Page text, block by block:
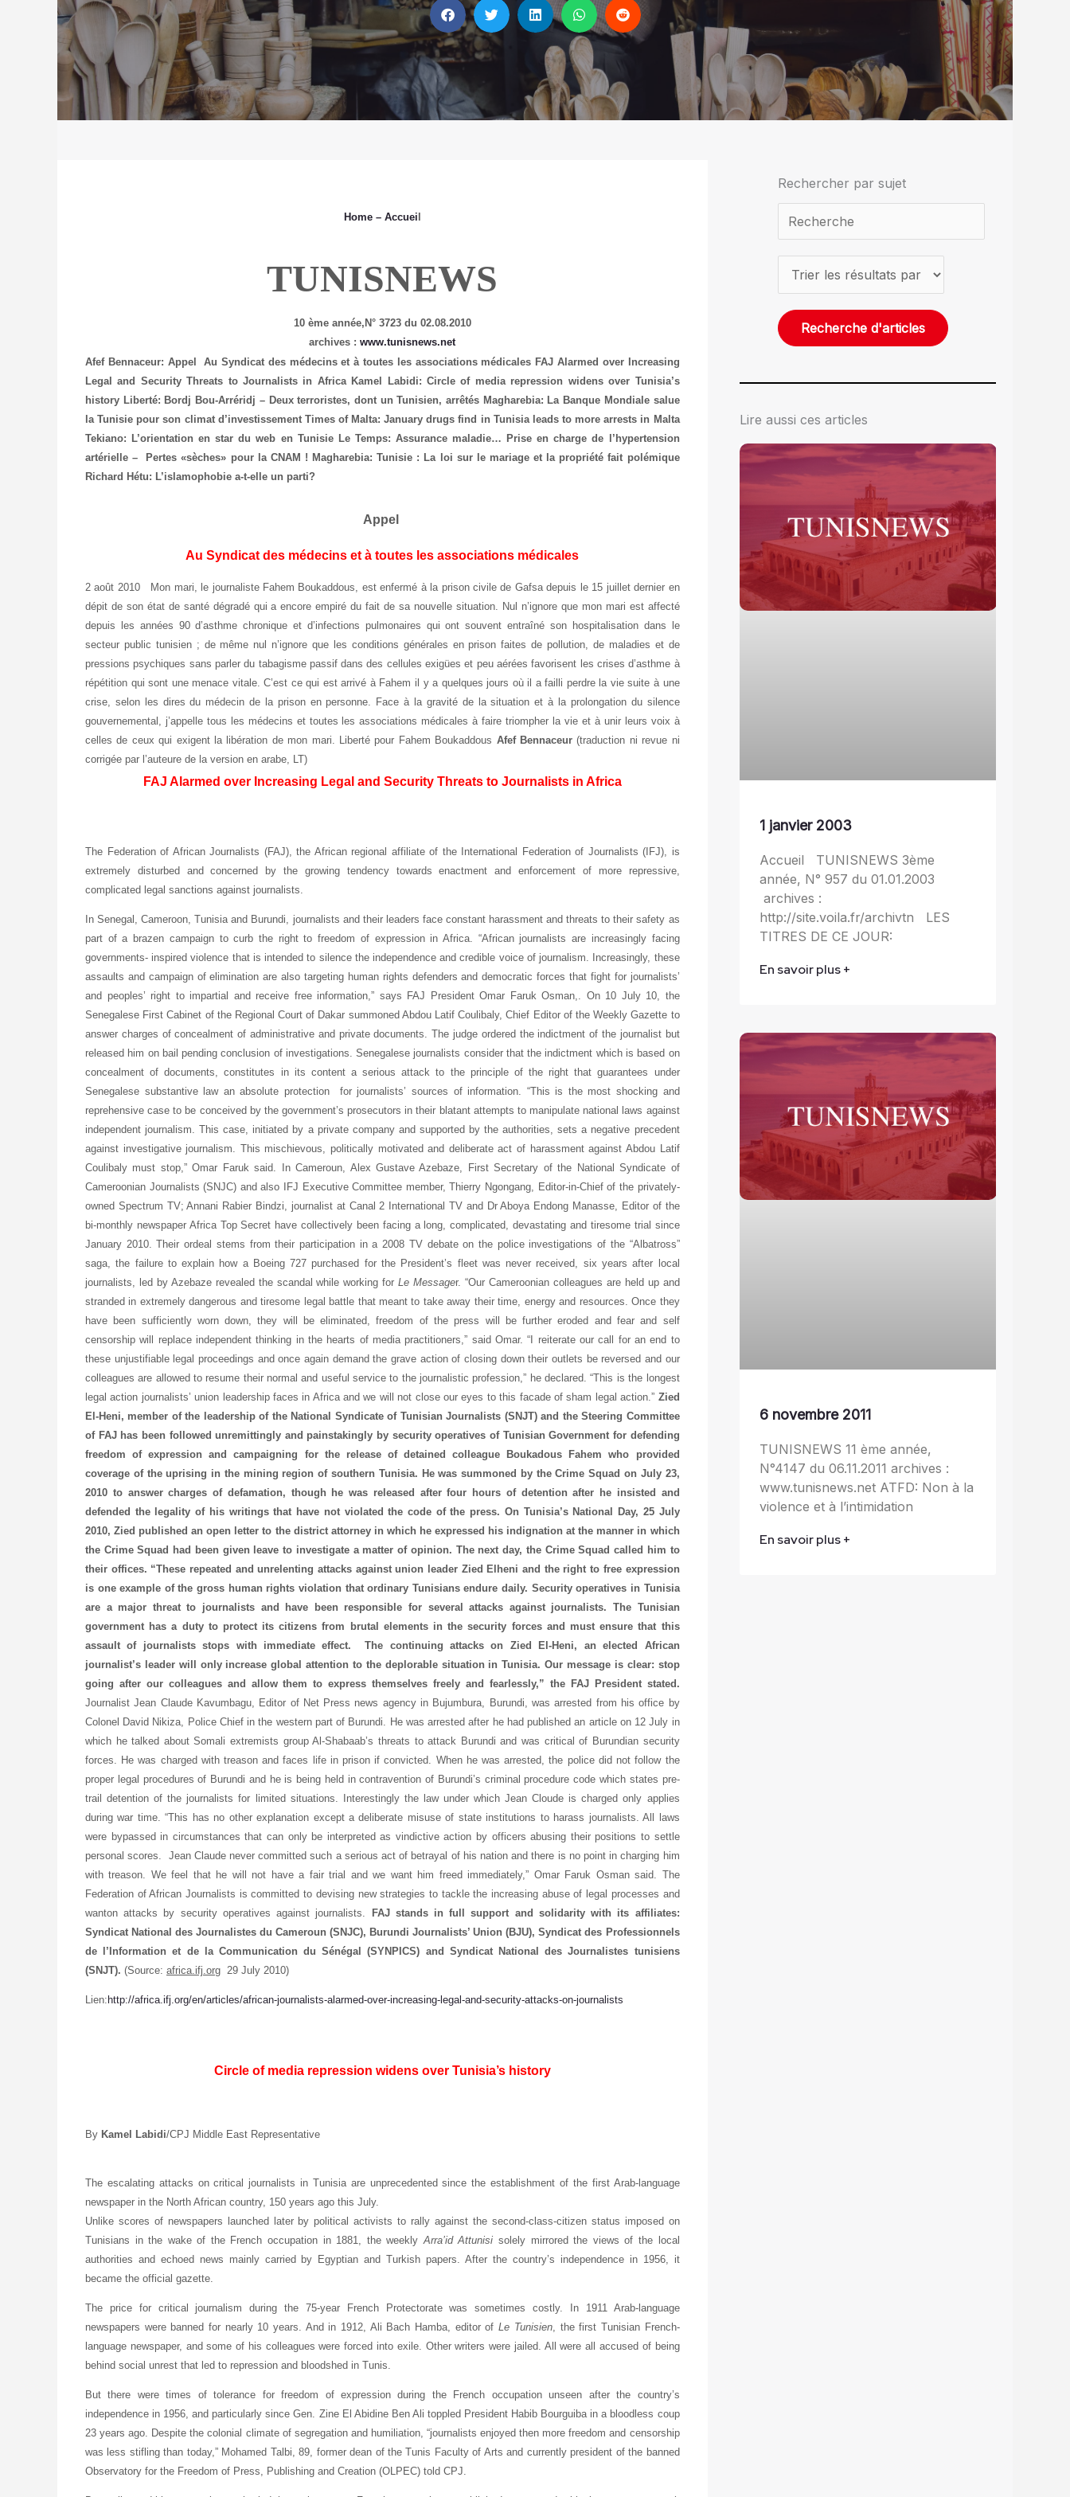
Home– Accuei
TUNISNEWS
10 ème année, N° 3723 du 02.08.2010
archives :www.tunisnews.net
Afef Bennaceur: Appel Au Syndicat des médecins et à toutes les associations médicales FAJ Alarmed over Increasing
Legal and Security Threats to Journalists in AfricaKamel Labidi: Circle of media repression widens over Tunisia’s
history Liberté: Bordj Bou-Arréridj – Deux terroristes, dont un Tunisien, arrêtés Magharebia: La Banque Mondiale salue
la Tunisie pour son climat d’investissement Times of Malta: January drugs find in Tunisia leads to more arrests in Malta
Tekiano: L’orientation en star du web en Tunisie Le Temps: Assurance maladie… Prise en charge de l’hypertension
artérielle – Pertes «sèches» pour la CNAM ! Magharebia: Tunisie : La loi sur le mariage et la propriété fait polémique
Richard Hétu: L’islamophobie a-t-elle un parti?
Appel
Au Syndicat des médecins et à toutes les associations médicales
2 août 2010 Mon mari, le journaliste Fahem Boukaddous, est enfermé à la prison civile de Gafsa depuis le 15 juillet dernier en
dépit de son état de santé dégradé qui a encore empiré du fait de sa nouvelle situation. Nul n’ignore que mon mari est affecté
depuis les années 90 d’asthme chronique et d’infections pulmonaires qui ont souvent entraîné son hospitalisation dans le
secteur public tunisien ; de même nul n’ignore que les conditions générales en prison faites de pollution, de maladies et de
pressions psychiques sans parler du tabagisme passif dans des cellules exigües et peu aérées favorisent les crises d’asthme à
répétition qui sont une menace vitale. C’est ce qui est arrivé à Fahem il y a quelques jours où il a failli perdre la vie suite à une
crise, selon les dires du médecin de la prison en personne. Face à la gravité de la situation et à la prolongation du silence
gouvernemental, j’appelle tous les médecins et toutes les associations médicales à faire triompher la vie et à unir leurs voix à
celles de ceux qui exigent la libération de mon mari. Liberté pour Fahem Boukaddous Afef Bennaceur (traduction ni revue ni
corrigée par l’auteure de la version en arabe, LT)
FAJ Alarmed over Increasing Legal and Security Threats to Journalists in Africa
The Federation of African Journalists (FAJ), the African regional affiliate of the International Federation of Journalists (IFJ), is
extremely disturbed and concerned by the growing tendency towards enactment and enforcement of more repressive,
complicated legal sanctions against journalists.
In Senegal, Cameroon, Tunisia and Burundi, journalists and their leaders face constant harassment and threats to their safety as
part of a brazen campaign to curb the right to freedom of expression in Africa. “African journalists are increasingly facing
governments- inspired violence that is intended to silence the independence and credible voice of journalism. Increasingly, these
assaults and campaign of elimination are also targeting human rights defenders and democratic forces that fight for journalists’
and peoples’ right to impartial and receive free information,” says FAJ President Omar Faruk Osman,. On 10 July 10, the
Senegalese First Cabinet of the Regional Court of Dakar summoned Abdou Latif Coulibaly, Chief Editor of the Weekly Gazette to
answer charges of concealment of administrative and private documents. The judge ordered the indictment of the journalist but
released him on bail pending conclusion of investigations. Senegalese journalists consider that the indictment which is based on
concealment of documents, constitutes in its content a serious attack to the principle of the right that guarantees under
Senegalese substantive law an absolute protection for journalists’ sources of information. “This is the most shocking and
reprehensive case to be conceived by the government’s prosecutors in their blatant attempts to manipulate national laws against
independent journalism. This case, initiated by a private company and supported by the authorities, sets a negative precedent
against investigative journalism. This mischievous, politically motivated and deliberate act of harassment against Abdou Latif
Coulibaly must stop,” Omar Faruk said. In Cameroun, Alex Gustave Azebaze, First Secretary of the National Syndicate of
Cameroonian Journalists (SNJC) and also IFJ Executive Committee member, Thierry Ngongang, Editor-in-Chief of the privately-
owned Spectrum TV; Annani Rabier Bindzi, journalist at Canal 2 International TV and Dr Aboya Endong Manasse, Editor of the
bi-monthly newspaper Africa Top Secret have collectively been facing a long, complicated, devastating and tiresome trial since
January 2010. Their ordeal stems from their participation in a 2008 TV debate on the police investigations of the “Albatross”
saga, the failure to explain how a Boeing 727 purchased for the President’s fleet was never received, six years after local
journalists, led by Azebaze revealed the scandal while working forLe Messager. “Our Cameroonian colleagues are held up and
stranded in extremely dangerous and tiresome legal battle that meant to take away their time, energy and resources. Once they
have been sufficiently worn down, they will be eliminated, freedom of the press will be further eroded and fear and self
censorship will replace independent thinking in the hearts of media practitioners,” said Omar. “I reiterate our call for an end to
these unjustifiable legal proceedings and once again demand the grave action of closing down their outlets be reversed and our
colleagues are allowed to resume their normal and useful service to the journalistic profession,” he declared. “This is the longest
legal action journalists’ union leadership faces in Africa and we will not close our eyes to this facade of sham legal action.” Zied
El-Heni, member of the leadership of the National Syndicate of Tunisian Journalists (SNJT) and the Steering Committee
of FAJ has been followed unremittingly and painstakingly by security operatives of Tunisian Government for defending
freedom of expression and campaigning for the release of detained colleague Boukadous Fahem who provided
coverage of the uprising in the mining region of southern Tunisia. He was summoned by the Crime Squad on July 23,
2010 to answer charges of defamation, though he was released after four hours of detention after he insisted and
defended the legality of his writings that have not violated the code of the press. On Tunisia’s National Day, 25 July
2010, Zied published an open letter to the district attorney in which he expressed his indignation at the manner in which
the Crime Squad had been given leave to investigate a matter of opinion. The next day, the Crime Squad called him to
their offices. “These repeated and unrelenting attacks against union leader Zied Elheni and the right to free expression
is one example of the gross human rights violation that ordinary Tunisians endure daily. Security operatives in Tunisia
are a major threat to journalists and have been responsible for several attacks against journalists. The Tunisian
government has a duty to protect its citizens from brutal elements in the security forces and must ensure that this
assault of journalists stops with immediate effect. The continuing attacks on Zied El-Heni, an elected African
journalist’s leader will only increase global attention to the deplorable situation in Tunisia. Our message is clear: stop
going after our colleagues and allow them to express themselves freely and fearlessly,” the FAJ President stated.
Journalist Jean Claude Kavumbagu, Editor of Net Press news agency in Bujumbura, Burundi, was arrested from his office by
Colonel David Nikiza, Police Chief in the western part of Burundi. He was arrested after he had published an article on 12 July in
which he talked about Somali extremists group Al-Shabaab’s threats to attack Burundi and was critical of Burundian security
forces. He was charged with treason and faces life in prison if convicted. When he was arrested, the police did not follow the
proper legal procedures of Burundi and he is being held in contravention of Burundi’s criminal procedure code which states pre-
trail detention of the journalists for limited situations. Interestingly the law under which Jean Cloude is charged only applies
during war time. “This has no other explanation except a deliberate misuse of state institutions to harass journalists. All laws
were bypassed in circumstances that can only be interpreted as vindictive action by officers abusing their positions to settle
personal scores. Jean Claude never committed such a serious act of betrayal of his nation and there is no point in charging him
with treason. We feel that he will not have a fair trial and we want him freed immediately,” Omar Faruk Osman said. The
Federation of African Journalists is committed to devising new strategies to tackle the increasing abuse of legal processes and
wanton attacks by security operatives against journalists.
FAJ stands in full support and solidarity with its affiliates:
Syndicat National des Journalistes du Cameroun (SNJC), Burundi Journalists’ Union (BJU), Syndicat des Professionnels
de l’Information et de la Communication du Sénégal (SYNPICS) and Syndicat National des Journalistes tunisiens
(SNJT). (Source: africa.ifj.org 29 July 2010)
Lien: http://africa.ifj.org/en/articles/african-journalists-alarmed-over-increasing-legal-and-security-attacks-on-journalists
Circle of media repression widens over Tunisia’s history
By Kamel Labidi/CPJ Middle East Representative
The escalating attacks on critical journalists in Tunisia are unprecedented since the establishment of the first Arab-language
newspaper in the North African country, 150 years ago this July.
Unlike scores of newspapers launched later by political activists to rally against the second-class-citizen status imposed on
Tunisians in the wake of the French occupation in 1881, the weekly Arra’id Attunisi solely mirrored the views of the local
authorities and echoed news mainly carried by Egyptian and Turkish papers. After the country’s independence in 1956, it
became the official gazette.
The price for critical journalism during the 75-year French Protectorate was sometimes costly. In 1911 Arab-language
newspapers were banned for nearly 10 years. And in 1912, Ali Bach Hamba, editor ofLe Tunisien, the first Tunisian French-
language newspaper, and some of his colleagues were forced into exile. Other writers were jailed. All were all accused of being
behind social unrest that led to repression and bloodshed in Tunis.
But there were times of tolerance for freedom of expression during the French occupation unseen after the country’s
independence in 1956, and particularly since Gen. Zine El Abidine Ben Ali toppled President Habib Bourguiba in a bloodless coup
23 years ago. Despite the colonial climate of segregation and humiliation, “journalists enjoyed then more freedom and censorship
was less stifling than today,” Mohamed Talbi, 89, former dean of the Tunis Faculty of Arts and currently president of the banned
Observatory for the Freedom of Press, Publishing and Creation (OLPEC) told CPJ.
Rechercher par sujet
Lire aussi ces articles
1 janvier 2003
Accueil TUNISNEWS 3ème
année, N° 957 du 01.01.2003
archives :
http://site.voila.fr/archivtn LES
TITRES DE CE JOUR:
En savoir plus +
6 novembre 2011
TUNISNEWS 11 ème année,
N°4147 du 06.11.2011 archives :
www.tunisnews.net ATFD: Non à la
violence et à l’intimidation
En savoir plus +